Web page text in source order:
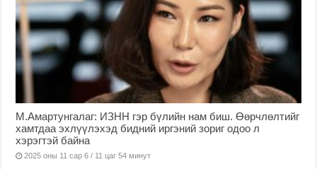
М.Амартунгалаг: ИЗНН гэр бүлийн нам биш. Өөрчлөлтийг
хамтдаа эхлүүлэхэд бидний иргэний зориг одоо л
хэрэгтэй байна
2025 оны 11 сар 6 / 11 цаг 54 минут